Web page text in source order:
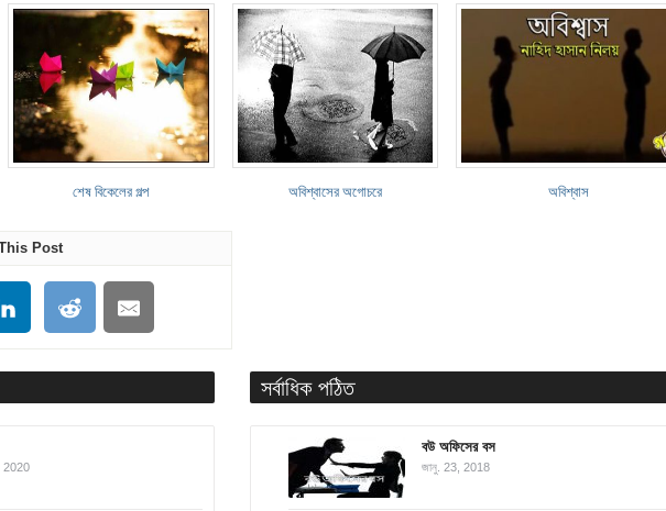
শেষ বিকেলের গল্প অবিশ্বাসের অগোচরে অবিশ্বাস
Post
2020
সর্বাধিক পঠিত
বউ অফিসের বস
জানু. 23, 2018